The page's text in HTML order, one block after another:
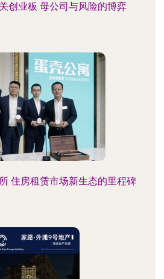
创业板 母公司与风险的博弈
住房租赁市场新生态的里程碑